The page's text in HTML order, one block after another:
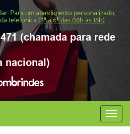
Para um atendimento personalizado,
telefonica(2ª a 6ª das 09h às 18h)
(chamada para rede
nacional)
Abrir
menu